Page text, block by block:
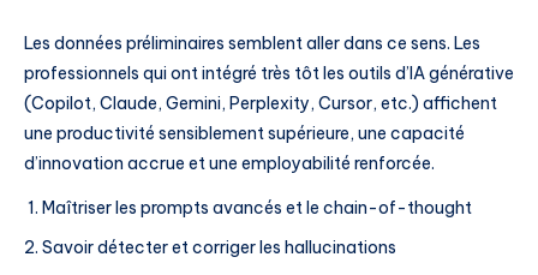
Les données préliminaires semblent aller dans ce sens. Les
professionnels qui ont intégré très tôt les outils d’IA générative
(Copilot, Claude, Gemini, Perplexity, Cursor, etc.) affichent
une productivité sensiblement supérieure, une capacité
d’innovation accrue et une employabilité renforcée.
Maîtriser les prompts avancés et le chain-of-thought
Savoir détecter et corriger les hallucinations